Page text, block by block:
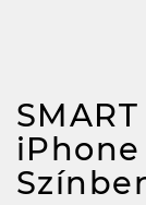
iPhone